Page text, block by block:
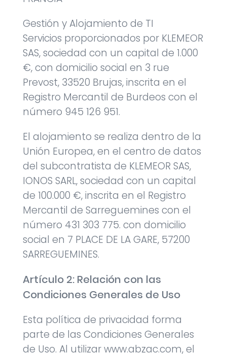
Gestión y Alojamiento de TI
Servicios proporcionados por KLEMEOR
SAS, sociedad con un capital de 1.000
€, con domicilio social en 3 rue
Prevost, 33520 Brujas, inscrita en el
Registro Mercantil de Burdeos con el
número 945 126 951.
El alojamiento se realiza dentro de la
Unión Europea, en el centro de datos
del subcontratista de KLEMEOR SAS,
IONOS SARL, sociedad con un capital
de 100.000 €, inscrita en el Registro
Mercantil de Sarreguemines con el
número 431 303 775. con domicilio
social en 7 PLACE DE LA GARE, 57200
SARREGUEMINES.
Artículo 2: Relación con las
Condiciones Generales de Uso
Esta política de privacidad forma
parte de las Condiciones Generales
de Uso. Al utilizar www.abzac.com, el